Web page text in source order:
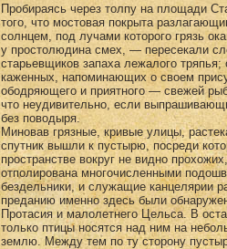
Пробираясь через толпу на площади
того, что мостовая покрыта
солнцем, под луча­ми которого грязь
у простолюдина смех, — пере­секали
старьевщиков запаха лежалого
каженных, напоминающих о своем
обод­ряющего и приятного — свежей
что неуди­вительно, если
без поводыря.
Миновав грязные, кривые улицы,
спут­ник вышли к пустырю, посреди
пространстве вокруг не видно
отполирована многочисленными
бездельники, и служащие канцелярии
преданию именно здесь были
Протасия и малолетнего Цельса. В
только птицы но­сятся над ним на
землю. Между тем по ту сто­рону